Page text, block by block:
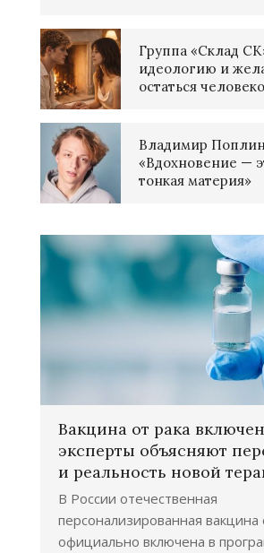
Группа «Склад
идеологию и
остаться
Владимир
«Вдохновение —
тонкая материя»
Вакцина от рака
эксперты объясняют
и реальность новой
В России отечественная
персонализированная вакцина
официально включена в